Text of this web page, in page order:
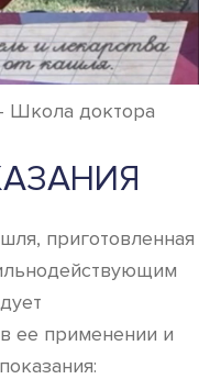
Школа доктора
приготовленная
ее применении и